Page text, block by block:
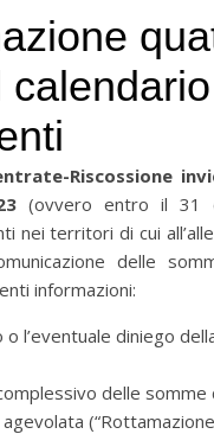
Riscossione
(ovvero entro il 31
nei territori di cui
delle
informazioni:
o l’eventuale diniego
delle